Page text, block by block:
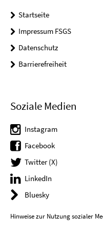
Startseite
Impressum FSGS
Datenschutz
Barrierefreiheit
Soziale Medien
Instagram
Facebook
Twitter (X)
LinkedIn
Bluesky
Hinweise zur Nutzung sozialer